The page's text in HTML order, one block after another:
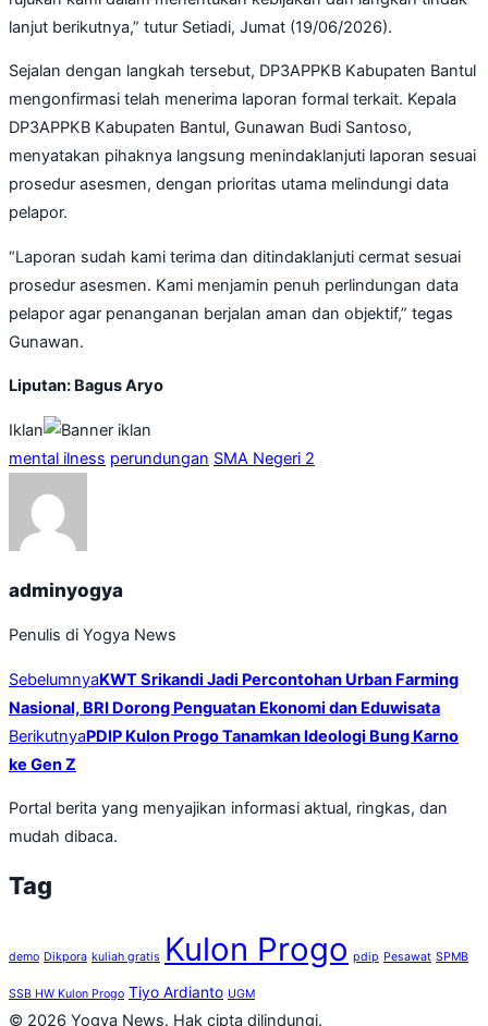
lanjut berikutnya,” tutur Setiadi, Jumat (19/06/2026).
Sejalan dengan langkah tersebut, DP3APPKB Kabupaten Bantul
mengonfirmasi telah menerima laporan formal terkait. Kepala
DP3APPKB Kabupaten Bantul, Gunawan Budi Santoso,
menyatakan pihaknya langsung menindaklanjuti laporan sesuai
prosedur asesmen, dengan prioritas utama melindungi data
pelapor.
“Laporan sudah kami terima dan ditindaklanjuti cermat sesuai
prosedur asesmen. Kami menjamin penuh perlindungan data
pelapor agar penanganan berjalan aman dan objektif,” tegas
Gunawan.
Liputan: Bagus Aryo
Iklan
mental ilness perundungan SMA Negeri 2
adminyogya
Penulis di Yogya News
Navigasi
pos
SebelumnyaKWT Srikandi Jadi Percontohan Urban Farming
Nasional, BRI Dorong Penguatan Ekonomi dan Eduwisata
BerikutnyaPDIP Kulon Progo Tanamkan Ideologi Bung Karno
ke Gen Z
Portal berita yang menyajikan informasi aktual, ringkas, dan
mudah dibaca.
Tag
demo Dikpora kuliah gratis Kulon Progo pdip Pesawat SPMB
SSB HW Kulon Progo Tiyo Ardianto UGM
© 2026 Yogya News. Hak cipta dilindungi.